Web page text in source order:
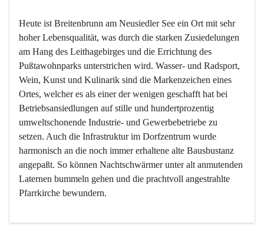
Heute ist Breitenbrunn am Neusiedler See ein Ort mit sehr
hoher Lebensqualität, was durch die starken Zusiedelungen
am Hang des Leithagebirges und die Errichtung des
Pußtawohnparks unterstrichen wird. Wasser- und Radsport,
Wein, Kunst und Kulinarik sind die Markenzeichen eines
Ortes, welcher es als einer der wenigen geschafft hat bei
Betriebsansiedlungen auf stille und hundertprozentig
umweltschonende Industrie- und Gewerbebetriebe zu
setzen. Auch die Infrastruktur im Dorfzentrum wurde
harmonisch an die noch immer erhaltene alte Bausbustanz
angepaßt. So können Nachtschwärmer unter alt anmutenden
Laternen bummeln gehen und die prachtvoll angestrahlte
Pfarrkirche bewundern.
Der Weinbau dominert heute nicht mehr, ist aber integrativer